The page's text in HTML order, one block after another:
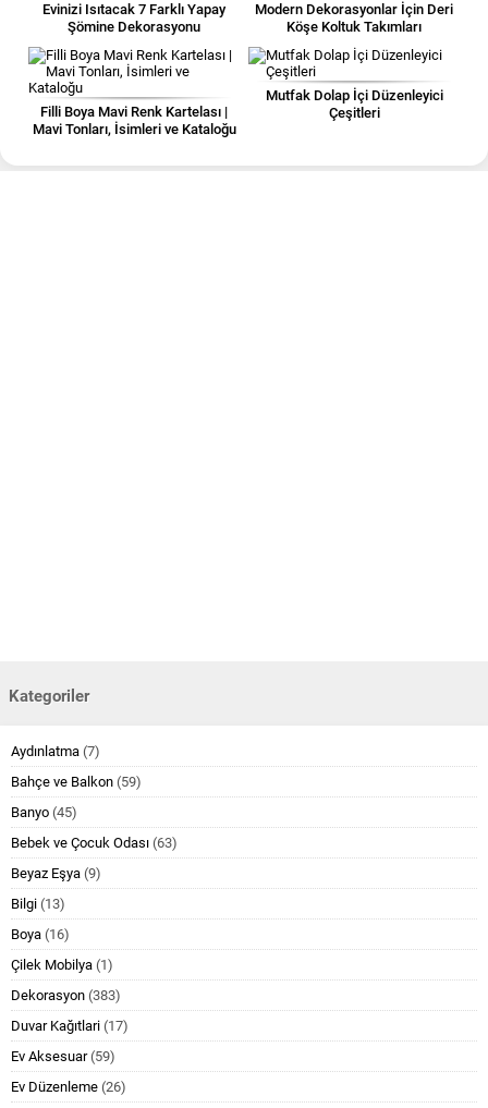
Evinizi Isıtacak 7 Farklı Yapay
Şömine Dekorasyonu
Modern Dekorasyonlar İçin Deri
Köşe Koltuk Takımları
Filli Boya Mavi Renk Kartelası |
Mavi Tonları, İsimleri ve Kataloğu
Mutfak Dolap İçi Düzenleyici
Çeşitleri
Kategoriler
Aydınlatma (7)
Bahçe ve Balkon (59)
Banyo (45)
Bebek ve Çocuk Odası (63)
Beyaz Eşya (9)
Bilgi (13)
Boya (16)
Çilek Mobilya (1)
Dekorasyon (383)
Duvar Kağıtlari (17)
Ev Aksesuar(59)
Ev Düzenleme (26)